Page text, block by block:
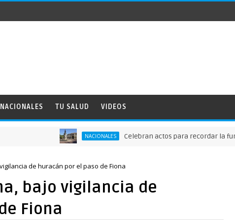
TU SALUD VIDEOS
NACIONALES Celebran actos para recordar la fundación
de huracán por el paso de Fiona
bajo vigilancia de
Fiona